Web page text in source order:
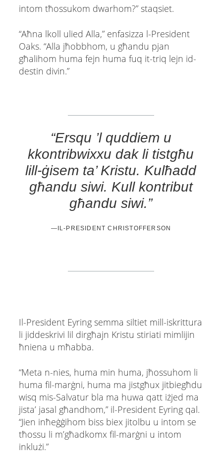
intom tħossukom dwarhom?” staqsiet.
“Aħna lkoll ulied Alla,” enfasizza l-President
Oaks. “Alla jħobbhom, u għandu pjan
għalihom huma fejn huma fuq it-triq lejn id-
destin divin.”
“Ersqu ’l quddiem u
kkontribwixxu dak li tistgħu
lill-ġisem ta’ Kristu. Kulħadd
għandu siwi. Kull kontribut
għandu siwi.”
—IL-PRESIDENT CHRISTOFFERSON
Il-President Eyring semma siltiet mill-iskrittura
li jiddeskrivi lil dirgħajn Kristu stiriati mimlijin
ħniena u mħabba.
“Meta n-nies, huma min huma, jħossuhom li
huma fil-marġni, huma ma jistgħux jitbiegħdu
wisq mis-Salvatur bla ma huwa qatt iżjed ma
jista’ jasal għandhom,” il-President Eyring qal.
“Jien inħeġġihom biss biex jitolbu u intom se
tħossu li m’għadkomx fil-marġni u intom
inklużi.”